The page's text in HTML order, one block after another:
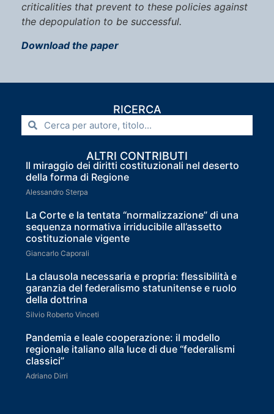
criticalities that prevent to these policies against
the depopulation to be successful.
Download the paper
RICERCA
ALTRI CONTRIBUTI
Il miraggio dei diritti costituzionali nel deserto
della forma di Regione
Alessandro Sterpa
La Corte e la tentata “normalizzazione” di una
sequenza normativa irriducibile all’assetto
costituzionale vigente
Giancarlo Caporali
La clausola necessaria e propria: flessibilità e
garanzia del federalismo statunitense e ruolo
della dottrina
Silvio Roberto Vinceti
Pandemia e leale cooperazione: il modello
regionale italiano alla luce di due “federalismi
classici”
Adriano Dirri